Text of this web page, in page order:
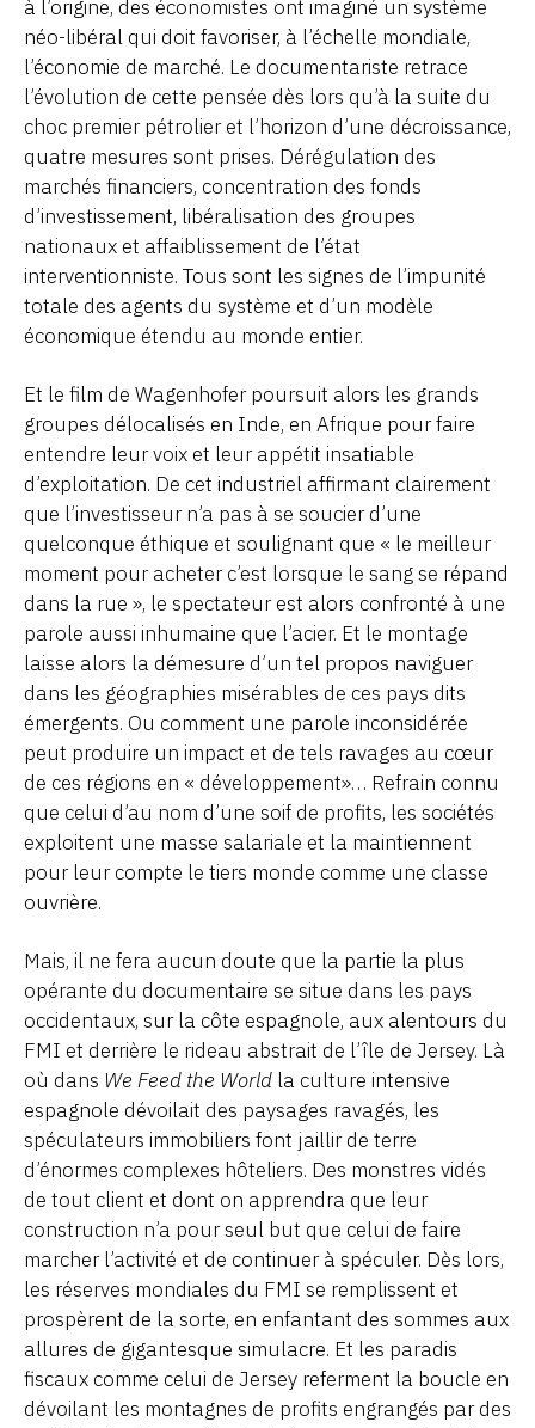
à l’origine, des économistes ont imaginé un système
néo-libéral qui doit favoriser, à l’échelle mondiale,
l’économie de marché. Le documentariste retrace
l’évolution de cette pensée dès lors qu’à la suite du
choc premier pétrolier et l’horizon d’une décroissance,
quatre mesures sont prises. Dérégulation des
marchés financiers, concentration des fonds
d’investissement, libéralisation des groupes
nationaux et affaiblissement de l’état
interventionniste. Tous sont les signes de l’impunité
totale des agents du système et d’un modèle
économique étendu au monde entier.
Et le film de Wagenhofer poursuit alors les grands
groupes délocalisés en Inde, en Afrique pour faire
entendre leur voix et leur appétit insatiable
d’exploitation. De cet industriel affirmant clairement
que l’investisseur n’a pas à se soucier d’une
quelconque éthique et soulignant que « le meilleur
moment pour acheter c’est lorsque le sang se répand
dans la rue », le spectateur est alors confronté à une
parole aussi inhumaine que l’acier. Et le montage
laisse alors la démesure d’un tel propos naviguer
dans les géographies misérables de ces pays dits
émergents. Ou comment une parole inconsidérée
peut produire un impact et de tels ravages au cœur
de ces régions en « développement»… Refrain connu
que celui d’au nom d’une soif de profits, les sociétés
exploitent une masse salariale et la maintiennent
pour leur compte le tiers monde comme une classe
ouvrière.
Mais, il ne fera aucun doute que la partie la plus
opérante du documentaire se situe dans les pays
occidentaux, sur la côte espagnole, aux alentours du
FMI et derrière le rideau abstrait de l’île de Jersey. Là
où dans We Feed the World la culture intensive
espagnole dévoilait des paysages ravagés, les
spéculateurs immobiliers font jaillir de terre
d’énormes complexes hôteliers. Des monstres vidés
de tout client et dont on apprendra que leur
construction n’a pour seul but que celui de faire
marcher l’activité et de continuer à spéculer. Dès lors,
les réserves mondiales du FMI se remplissent et
prospèrent de la sorte, en enfantant des sommes aux
allures de gigantesque simulacre. Et les paradis
fiscaux comme celui de Jersey referment la boucle en
dévoilant les montagnes de profits engrangés par des